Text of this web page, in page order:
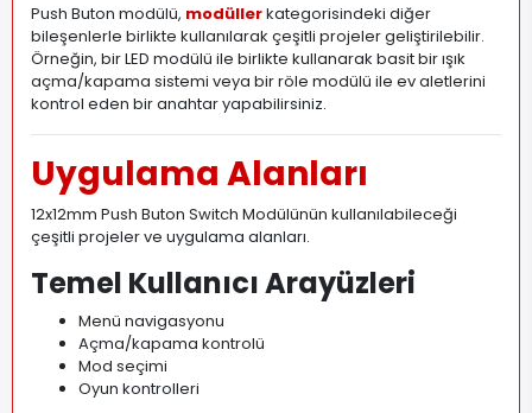
Push Buton modülü, modüllerkategorisindeki diğer
bileşenlerle birlikte kullanılarak çeşitli projeler geliştirilebilir.
Örneğin, bir LED modülü ile birlikte kullanarak basit bir ışık
açma/kapama sistemi veya bir röle modülü ile ev aletlerini
kontrol eden bir anahtar yapabilirsiniz.
Uygulama Alanları
12x12mm Push Buton Switch Modülünün kullanılabileceği
çeşitli projeler ve uygulama alanları.
Temel Kullanıcı Arayüzleri
Menü navigasyonu
Açma/kapama kontrolü
Mod seçimi
Oyun kontrolleri